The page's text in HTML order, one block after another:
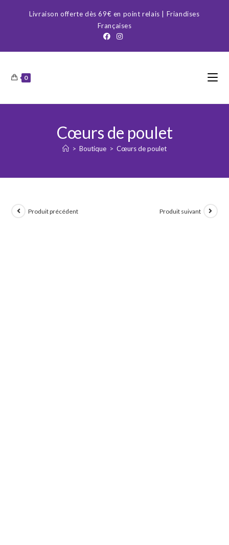
Livraison offerte dès 69€ en point relais | Friandises
Françaises
0
Cœurs de poulet
> Boutique > Cœurs de poulet
Produit précédent Produit suivant